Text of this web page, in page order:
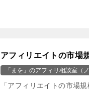
アフィリエイトの市場
「まを」のアフィリ相談室（
「アフィリエイトの市場